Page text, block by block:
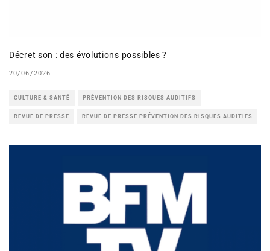
Décret son : des évolutions possibles ?
20/06/2026
CULTURE & SANTÉ PRÉVENTION DES RISQUES AUDITIFS
REVUE DE PRESSE REVUE DE PRESSE PRÉVENTION DES RISQUES AUDITIFS